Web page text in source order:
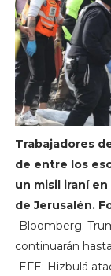
Trabajadores
de entre los
un misil iraní
de Jerusalén.
-Bloomberg:
continuarán
-EFE: Hizbulá